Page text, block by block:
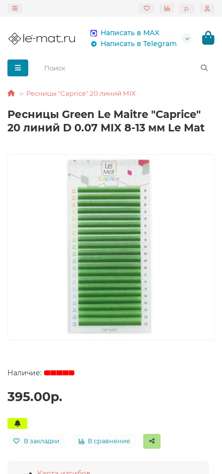
р.
Написать в MAX
Написать в Telegram
Ресницы "Caprice" 20 линий MIX
Ресницы Green Le Maitre "Caprice"
20 линий D 0.07 MIX 8-13 мм Le Mat
395.00р.
В закладки В сравнение